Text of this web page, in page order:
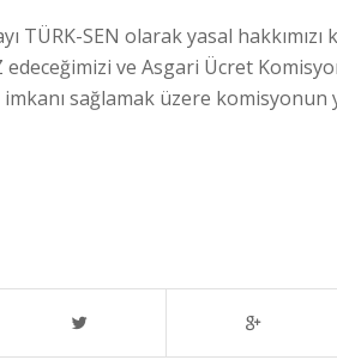
TÜRK-SEN olarak yasal
edeceğimizi ve Asgari Ücret
sağlamak üzere komisyonun